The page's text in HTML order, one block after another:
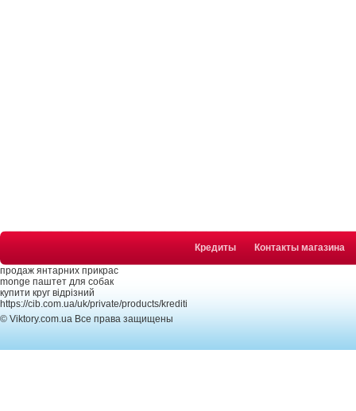
Кредиты Контакты магазина
продаж янтарних прикрас
monge паштет для собак
купити круг відрізний
https://cib.com.ua/uk/private/products/krediti
© Viktory.com.ua Все права защищены